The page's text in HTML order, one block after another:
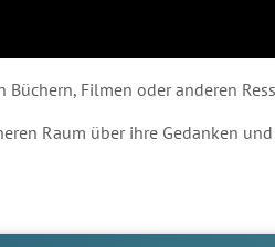
Filmen oder anderen
Raum über ihre Gedanken